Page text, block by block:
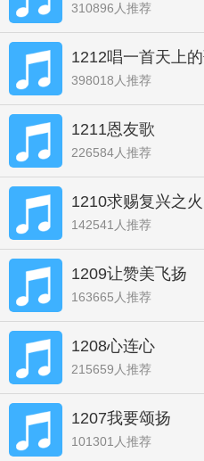
310896人推荐
1212唱一首天上
398018人推荐
1211恩友歌
226584人推荐
1210求赐复兴之火
142541人推荐
1209让赞美飞扬
163665人推荐
1208心连心
215659人推荐
1207我要颂扬
101301人推荐